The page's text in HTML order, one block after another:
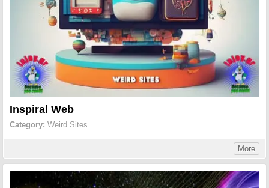
Inspiral Web
Category: Weird Sites
More